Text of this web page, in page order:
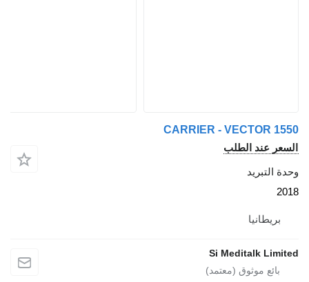
CARRIER - VECTOR
عند الطلب
Si Meditalk